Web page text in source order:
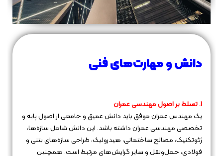
دانش و مهارت‌های فنی
1. تسلط بر اصول مهندسی عمران
یک مهندس عمران موفق باید دانش عمیق و جامعی از اصول پایه و
تخصصی مهندسی عمران داشته باشد. این دانش شامل سازه‌ها،
ژئوتکنیک، مصالح ساختمانی، هیدرولیک، طراحی سازه‌های بتنی و
فولادی، حمل‌ونقل و سایر گرایش‌های مرتبط است. همچنین